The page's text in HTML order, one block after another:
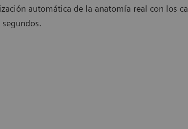
automática de la anatomía real con los